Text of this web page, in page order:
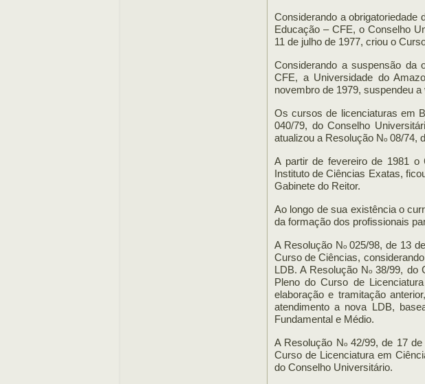
Considerando a obrigatoriedade
Educação – CFE, o Conselho
11 de julho de 1977, criou o
Considerando a suspensão da
CFE, a Universidade do
novembro de 1979, suspendeu
Os cursos de licenciaturas em
040/79, do Conselho
atualizou a Resolução No 08/74,
A partir de fevereiro de 1981 o
Instituto de Ciências Exatas,
Gabinete do Reitor.
Ao longo de sua existência o
da formação dos profissionais
A Resolução No025/98, de 13
Curso de Ciências,
LDB. A Resolução No38/99, do
Pleno do Curso de
elaboração e tramitação
atendimento a nova LDB,
Fundamental e Médio.
A Resolução No 42/99, de 17
Curso de Licenciatura em
do Conselho Universitário.